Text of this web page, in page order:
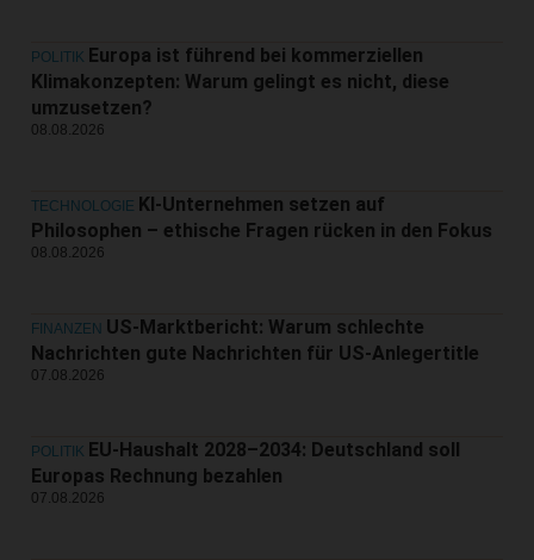
POLITIK Europa ist führend bei kommerziellen
Klimakonzepten: Warum gelingt es nicht, diese
umzusetzen?
08.08.2026
TECHNOLOGIE KI-Unternehmen setzen auf
Philosophen – ethische Fragen rücken in den Fokus
08.08.2026
FINANZEN US-Marktbericht: Warum schlechte
Nachrichten gute Nachrichten für US-Anlegertitle
07.08.2026
POLITIK EU-Haushalt 2028–2034: Deutschland soll
Europas Rechnung bezahlen
07.08.2026